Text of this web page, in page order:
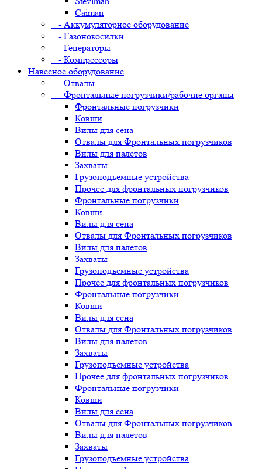
Caiman
- Аккумуляторное оборудование
- Газонокосилки
- Генераторы
- Компрессоры
Навесное оборудование
- Отвалы
- Фронтальные погрузчики/рабочие органы
Фронтальные погрузчики
Ковши
Вилы для сена
Отвалы для Фронтальных погрузчиков
Вилы для палетов
Захваты
Грузоподъемные устройства
Прочее для фронтальных погрузчиков
Фронтальные погрузчики
Ковши
Вилы для сена
Отвалы для Фронтальных погрузчиков
Вилы для палетов
Захваты
Грузоподъемные устройства
Прочее для фронтальных погрузчиков
Фронтальные погрузчики
Ковши
Вилы для сена
Отвалы для Фронтальных погрузчиков
Вилы для палетов
Захваты
Грузоподъемные устройства
Прочее для фронтальных погрузчиков
Фронтальные погрузчики
Ковши
Вилы для сена
Отвалы для Фронтальных погрузчиков
Вилы для палетов
Захваты
Грузоподъемные устройства